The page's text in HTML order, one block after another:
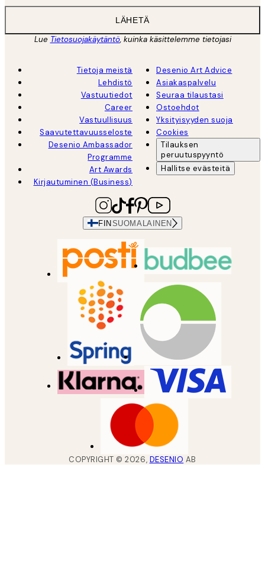
LÄHETÄ
Lue Tietosuojakäytäntö, kuinka käsittelemme tietojasi
Tietoja meistä
Lehdistö
Vastuutiedot
Career
Vastuullisuus
Saavutettavuusseloste
Desenio Ambassador
Programme
Art Awards
Kirjautuminen (Business)
Desenio Art Advice
Asiakaspalvelu
Seuraa tilaustasi
Ostoehdot
Yksityisyyden suoja
Cookies
Tilauksen
peruutuspyyntö
Hallitse evästeitä
FINSUOMALAINEN
COPYRIGHT ©2026, DESENIO AB